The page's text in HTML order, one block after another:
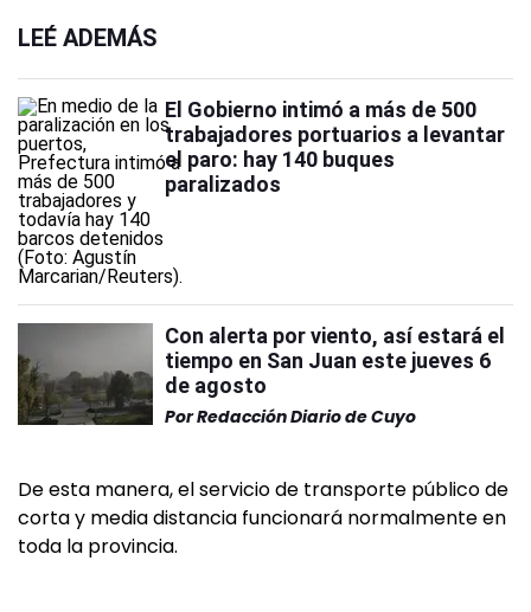
LEÉ ADEMÁS
El Gobierno intimó a más de 500
trabajadores portuarios a levantar
el paro: hay 140 buques
paralizados
Con alerta por viento, así estará el
tiempo en San Juan este jueves 6
de agosto
PorRedacción Diario de Cuyo
De esta manera, el servicio de transporte público de
corta y media distancia funcionará normalmente en
toda la provincia.